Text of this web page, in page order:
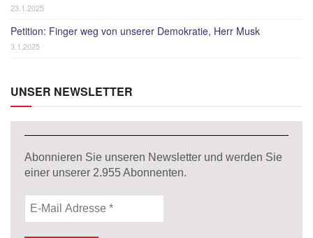
23.1.2025
Petition: Finger weg von unserer Demokratie, Herr Musk
3.1.2025
UNSER NEWSLETTER
Abonnieren Sie unseren Newsletter und werden Sie
einer unserer 2.955Abonnenten.